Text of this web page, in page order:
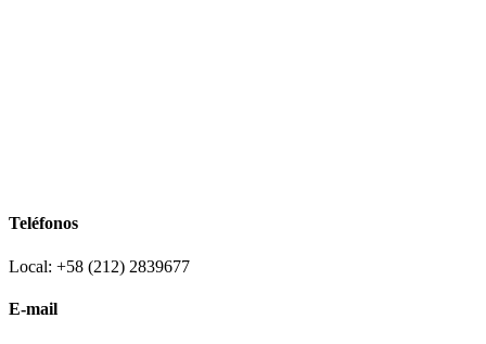
Teléfonos
Local: +58 (212) 2839677
E-mail